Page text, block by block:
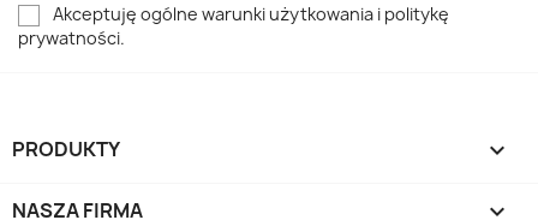
Akceptuję ogólne warunki użytkowania i politykę
prywatności.
PRODUKTY 
NASZA FIRMA 